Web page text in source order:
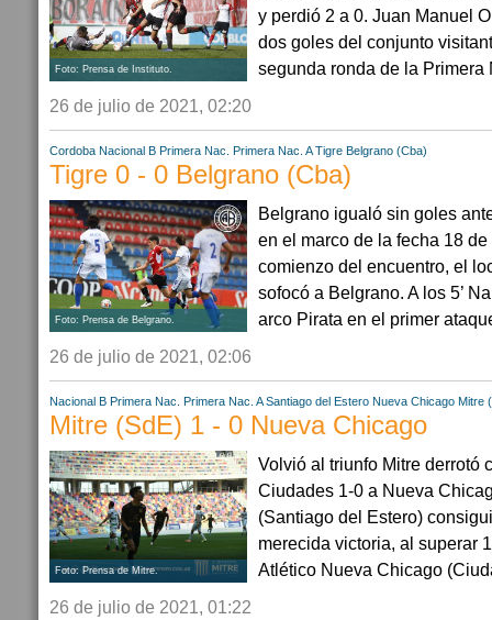
Foto: Prensa de Instituto.
y perdió 2 a 0. Juan Manuel
dos goles del conjunto
segunda ronda de la Primera
26 de julio de 2021, 02:20
Cordoba Nacional B Primera Nac. Primera Nac. A Tigre Belgrano (Cba)
Tigre 0 - 0 Belgrano (Cba)
Foto: Prensa de Belgrano.
Belgrano igualó sin goles
en el marco de la fecha 18
comienzo del encuentro, el
sofocó a Belgrano. A los 5’
arco Pirata en el primer
26 de julio de 2021, 02:06
Nacional B Primera Nac. Primera Nac. A Santiago del Estero Nueva Chicago Mitre
Mitre (SdE) 1 - 0 Nueva Chicago
Foto: Prensa de Mitre.
Volvió al triunfo Mitre derrotó
Ciudades 1-0 a Nueva
(Santiago del Estero)
merecida victoria, al superar
Atlético Nueva Chicago
26 de julio de 2021, 01:22